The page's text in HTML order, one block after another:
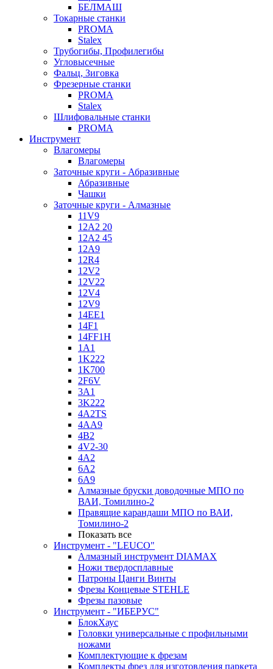
БЕЛМАШ
Токарные станки
PROMA
Stalex
Трубогибы, Профилегибы
Угловысечные
Фальц, Зиговка
Фрезерные станки
PROMA
Stalex
Шлифовальные станки
PROMA
Инструмент
Влагомеры
Влагомеры
Заточные круги - Абразивные
Абразивные
Чашки
Заточные круги - Алмазные
11V9
12A2 20
12A2 45
12A9
12R4
12V2
12V22
12V4
12V9
14EE1
14F1
14FF1H
1A1
1K222
1K700
2F6V
3A1
3K222
4A2TS
4AA9
4B2
4V2-30
4А2
6A2
6A9
Алмазные бруски доводочные МПО по
ВАИ, Томилино-2
Правящие карандаши МПО по ВАИ,
Томилино-2
Показать все
Инструмент - "LEUCO"
Алмазный инструмент DIAMAX
Ножи твердосплавные
Патроны Цанги Винты
Фрезы Концевые STEHLE
Фрезы пазовые
Инструмент - "ИБЕРУС"
БлокХаус
Головки универсальные с профильными
ножами
Комплектующие к фрезам
Комплекты фрез для изготовления паркета